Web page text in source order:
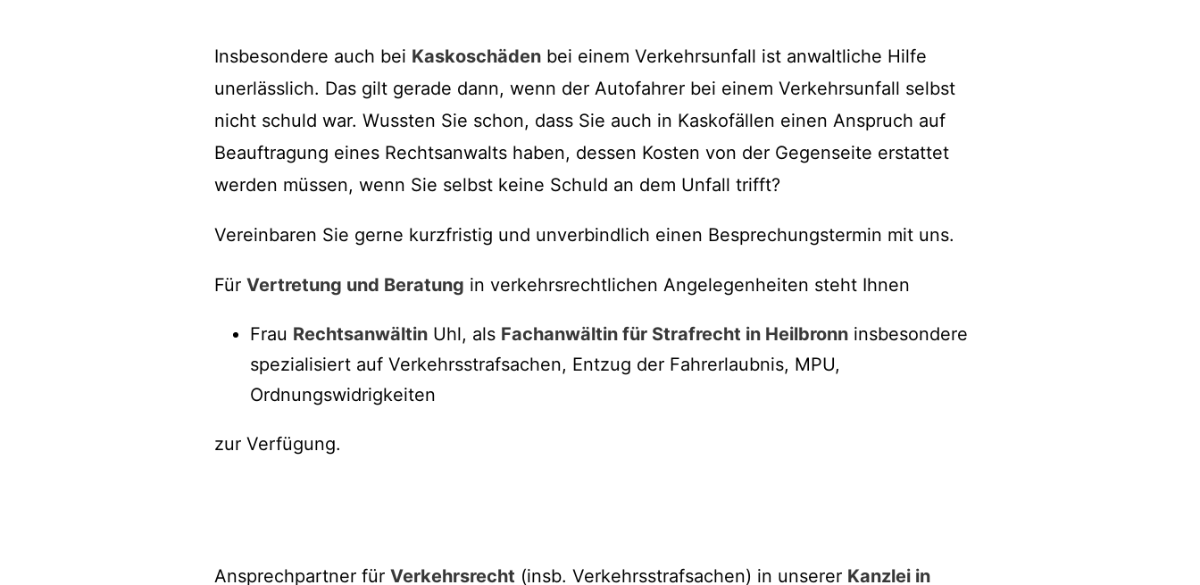
Insbesondere auch bei Kaskoschäden bei einem Verkehrsunfall ist anwaltliche Hilfe
unerlässlich. Das gilt gerade dann, wenn der Autofahrer bei einem Verkehrsunfall selbst
nicht schuld war. Wussten Sie schon, dass Sie auch in Kaskofällen einen Anspruch auf
Beauftragung eines Rechtsanwalts haben, dessen Kosten von der Gegenseite erstattet
werden müssen, wenn Sie selbst keine Schuld an dem Unfall trifft?
Vereinbaren Sie gerne kurzfristig und unverbindlich einen Besprechungstermin mit uns.
Für Vertretung und Beratung in verkehrsrechtlichen Angelegenheiten steht Ihnen
Frau Rechtsanwältin Uhl, als Fachanwältin für Strafrecht in Heilbronn insbesondere
spezialisiert auf Verkehrsstrafsachen, Entzug der Fahrerlaubnis, MPU,
Ordnungswidrigkeiten
zur Verfügung.
Ansprechpartner für Verkehrsrecht (insb. Verkehrsstrafsachen) in unserer Kanzlei in